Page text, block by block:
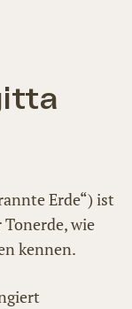
Erde“) ist
wie
kennen.